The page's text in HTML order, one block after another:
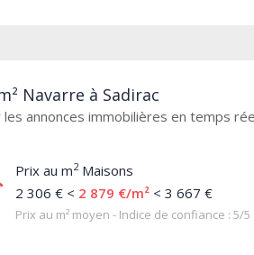
Navarre à Sadirac
les annonces immobilières en temps
Prix au m2Maisons
2 306 € < 2 879 €/m² < 3 667 €
Prix au m² moyen - Indice de confiance : 5/5